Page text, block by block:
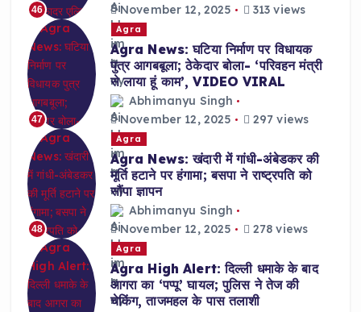
46
November 12, 2025
313 views
47
Agra
Agra News: घटिया निर्माण पर विधायक
पुत्र आगबबूला; ठेकेदार बोला- ‘परिवहन मंत्री
से लाया हूं काम’, VIDEO VIRAL
Abhimanyu Singh
November 12, 2025
297 views
48
Agra
Agra News: खंदारी में गांधी-अंबेडकर की
मूर्ति हटाने पर हंगामा; बसपा ने राष्ट्रपति को
सौंपा ज्ञापन
Abhimanyu Singh
November 12, 2025
278 views
Agra
Agra High Alert: दिल्ली धमाके के बाद
आगरा का ‘पप्पू’ घायल; पुलिस ने तेज की
चेकिंग, ताजमहल के पास तलाशी